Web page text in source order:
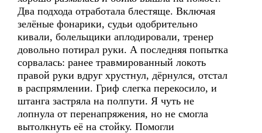
Два подхода отработала блестяще. Включая
зелёные фонарики, судьи одобрительно
кивали, болельщики аплодировали, тренер
довольно потирал руки. А последняя попытка
сорвалась: ранее травмированный локоть
правой руки вдруг хрустнул, дёрнулся, отстал
в распрямлении. Гриф слегка перекосило, и
штанга застряла на полпути. Я чуть не
лопнула от перенапряжения, но не смогла
вытолкнуть её на стойку. Помогли